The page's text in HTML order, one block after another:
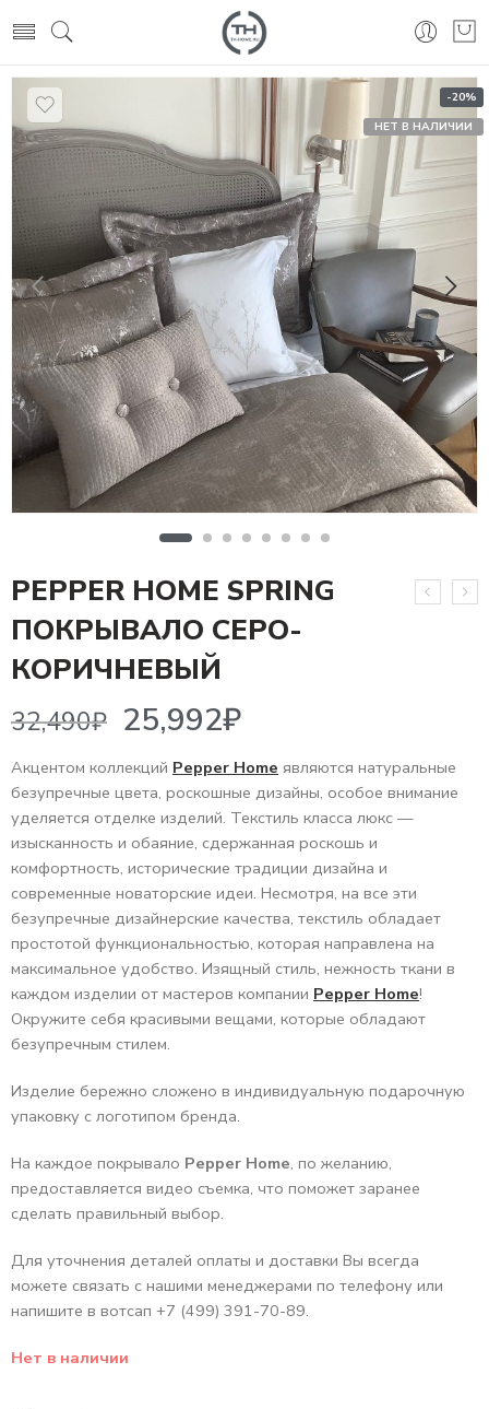
-20%
НЕТ В НАЛИЧИИ
PEPPER HOME SPRING
ПОКРЫВАЛО СЕРО-
КОРИЧНЕВЫЙ
32,490₽ 25,992₽
Акцентом коллекций Pepper Home являются натуральные
безупречные цвета, роскошные дизайны, особое внимание
уделяется отделке изделий. Текстиль класса люкс —
изысканность и обаяние, сдержанная роскошь и
комфортность, исторические традиции дизайна и
современные новаторские идеи. Несмотря, на все эти
безупречные дизайнерские качества, текстиль обладает
простотой функциональностью, которая направлена на
максимальное удобство. Изящный стиль, нежность ткани в
каждом изделии от мастеров компании Pepper Home!
Окружите себя красивыми вещами, которые обладают
безупречным стилем.
Изделие бережно сложено в индивидуальную подарочную
упаковку с логотипом бренда.
На каждое покрывало Pepper Home, по желанию,
предоставляется видео съемка, что поможет заранее
сделать правильный выбор.
Для уточнения деталей оплаты и доставки Вы всегда
можете связать с нашими менеджерами по телефону или
напишите в вотсап +7 (499) 391-70-89.
Нет в наличии